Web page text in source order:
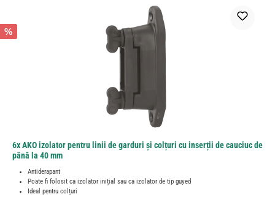
%
6x AKO izolator pentru linii de garduri și colțuri cu inserții de cauciuc de
până la 40 mm
Antiderapant
Poate fi folosit ca izolator inițial sau ca izolator de tip guyed
Ideal pentru colțuri